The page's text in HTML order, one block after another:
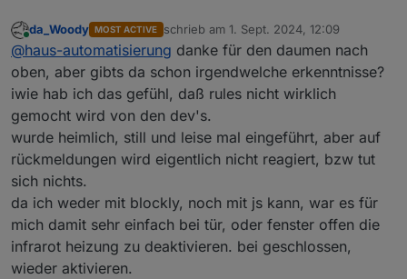
Online
da_Woody MOST ACTIVE schrieb am 1. Sept. 2024, 12:09
zuletzt editiert von
@haus-automatisierung danke für den daumen nach
oben, aber gibts da schon irgendwelche erkenntnisse?
iwie hab ich das gefühl, daß rules nicht wirklich
gemocht wird von den dev's.
wurde heimlich, still und leise mal eingeführt, aber auf
rückmeldungen wird eigentlich nicht reagiert, bzw tut
sich nichts.
da ich weder mit blockly, noch mit js kann, war es für
mich damit sehr einfach bei tür, oder fenster offen die
infrarot heizung zu deaktivieren. bei geschlossen,
wieder aktivieren.